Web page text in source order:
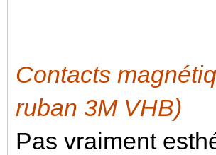
Contacts
ruban 3M VHB)
Pas vraiment